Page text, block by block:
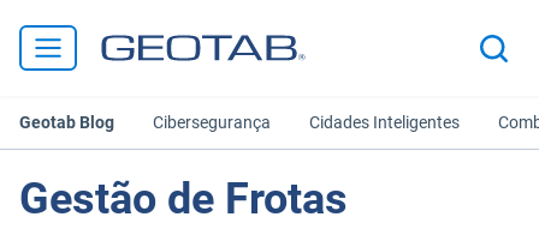
Geotab Blog Cibersegurança Cidades Inteligentes
Gestão de Frotas